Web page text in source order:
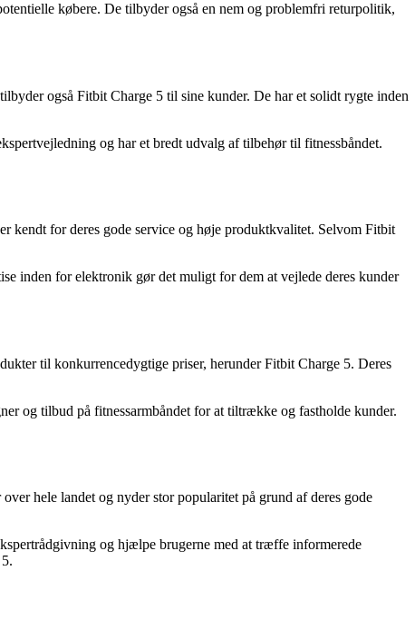
købere. De tilbyder også en nem og problemfri returpolitik,
også Fitbit Charge 5 til sine kunder. De har et solidt rygte inden
og har et bredt udvalg af tilbehør til fitnessbåndet.
kendt for deres gode service og høje produktkvalitet. Selvom Fitbit
inden for elektronik gør det muligt for dem at vejlede deres kunder
til konkurrencedygtige priser, herunder Fitbit Charge 5. Deres
og tilbud på fitnessarmbåndet for at tiltrække og fastholde kunder.
hele landet og nyder stor popularitet på grund af deres gode
og hjælpe brugerne med at træffe informerede